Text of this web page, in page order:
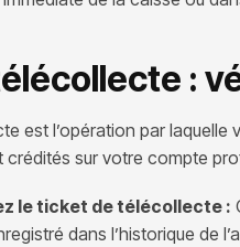
:
est l’opération par
sur votre compte
le ticket de télécollecte :
dans l’historique de